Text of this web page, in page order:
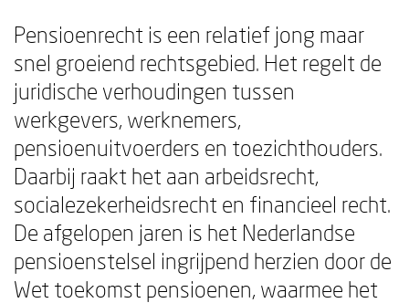
Pensioenrecht is een relatief jong maar
snel groeiend rechtsgebied. Het regelt de
juridische verhoudingen tussen
werkgevers, werknemers,
pensioenuitvoerders en toezichthouders.
Daarbij raakt het aan arbeidsrecht,
socialezekerheidsrecht en financieel recht.
De afgelopen jaren is het Nederlandse
pensioenstelsel ingrijpend herzien door de
Wet toekomst pensioenen, waarmee het